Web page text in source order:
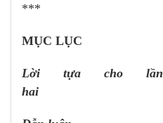
***
MỤC LỤC
Lời tựa cho